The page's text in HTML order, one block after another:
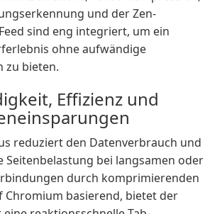
und der Zen-
sind eng integriert, um ein
ohne aufwändige
zu bieten.
Effizienz und
reduziert den Datenverbrauch und
Seitenbelastung bei langsamen oder
durch komprimierenden
Chromium basierend, bietet der